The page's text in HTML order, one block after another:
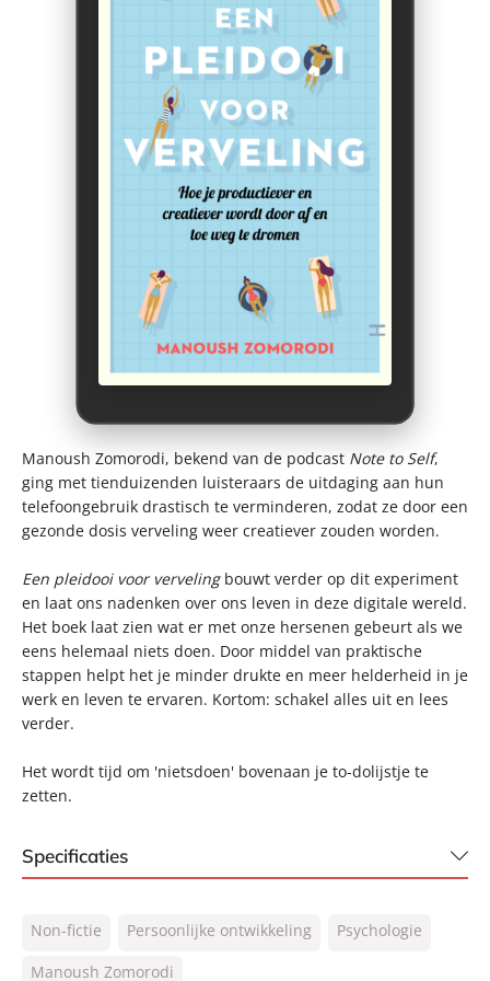
Manoush Zomorodi, bekend van de podcast Note to Self,
ging met tienduizenden luisteraars de uitdaging aan hun
telefoongebruik drastisch te verminderen, zodat ze door een
gezonde dosis verveling weer creatiever zouden worden.
Een pleidooi voor vervelingbouwt verder op dit experiment
en laat ons nadenken over ons leven in deze digitale wereld.
Het boek laat zien wat er met onze hersenen gebeurt als we
eens helemaal niets doen. Door middel van praktische
stappen helpt het je minder drukte en meer helderheid in je
werk en leven te ervaren. Kortom: schakel alles uit en lees
verder.
Het wordt tijd om 'nietsdoen' bovenaan je to-dolijstje te
zetten.
Specificaties
NUR:
770
Type:
Non-fictie Persoonlijke ontwikkeling
Psychologie
Manoush Zomorodi